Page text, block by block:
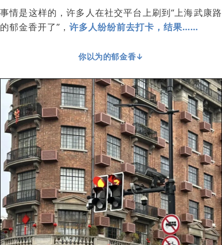
事情是这样的，许多人在社交平台上刷到“上海武康路
的郁金香开了” ， 许多人纷纷前去打卡，结果……
你以为的郁金香↓